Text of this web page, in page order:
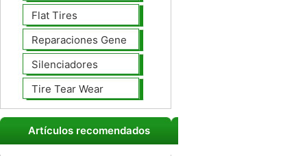
Flat Tires
Reparaciones Generales
Silenciadores
Tire Tear Wear
Artículos recomendados